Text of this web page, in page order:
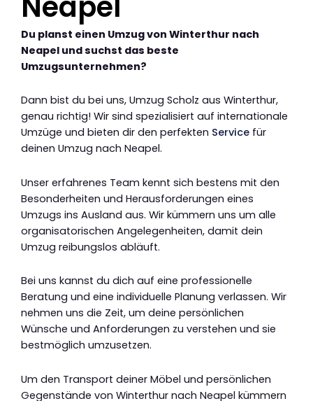
Du planst einen Umzug von Winterthur nach
Neapel und suchst das beste
Umzugsunternehmen?
Dann bist du bei uns, Umzug Scholz aus Winterthur,
genau richtig! Wir sind spezialisiert auf internationale
Umzüge und bieten dir den perfekten Service für
deinen Umzug nach Neapel.
Unser erfahrenes Team kennt sich bestens mit den
Besonderheiten und Herausforderungen eines
Umzugs ins Ausland aus. Wir kümmern uns um alle
organisatorischen Angelegenheiten, damit dein
Umzug reibungslos abläuft.
Bei uns kannst du dich auf eine professionelle
Beratung und eine individuelle Planung verlassen. Wir
nehmen uns die Zeit, um deine persönlichen
Wünsche und Anforderungen zu verstehen und sie
bestmöglich umzusetzen.
Um den Transport deiner Möbel und persönlichen
Gegenstände von Winterthur nach Neapel kümmern